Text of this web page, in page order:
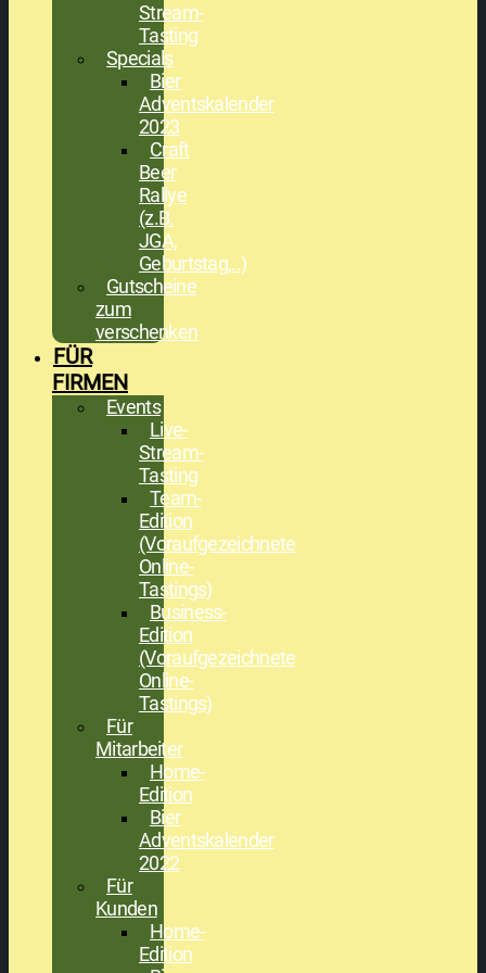
Stream-
Tasting
Specials
Bier
Adventskalender
2023
Craft
Beer
Rallye
(z.B.
JGA,
Geburtstag,..)
Gutscheine
zum
verschenken
FÜR
FIRMEN
Events
Live-
Stream-
Tasting
Team-
Edition
(Voraufgezeichnete
Online-
Tastings)
Business-
Edition
(Voraufgezeichnete
Online-
Tastings)
Für
Mitarbeiter
Home-
Edition
Bier
Adventskalender
2022
Für
Kunden
Home-
Edition